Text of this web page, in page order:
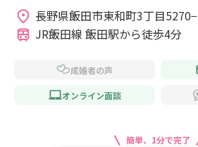
JR飯田線 飯田駅から徒歩4分
成婚者の声
オンライン面談
簡単、1分で完了